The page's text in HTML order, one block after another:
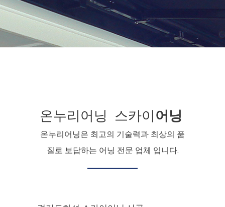
온누리어닝 스카이어닝
온누리어닝은 최고의 기술력과 최상의 품
질로 보답하는 어닝 전문 업체 입니다.